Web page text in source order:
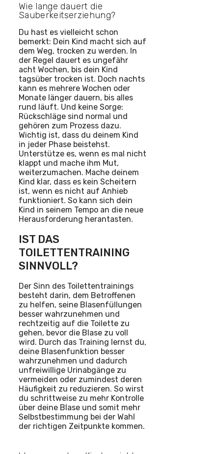
Wie lange dauert die
Sauberkeitserziehung?
Du hast es vielleicht schon
bemerkt: Dein Kind macht sich auf
dem Weg, trocken zu werden. In
der Regel dauert es ungefähr
acht Wochen, bis dein Kind
tagsüber trocken ist. Doch nachts
kann es mehrere Wochen oder
Monate länger dauern, bis alles
rund läuft. Und keine Sorge:
Rückschläge sind normal und
gehören zum Prozess dazu.
Wichtig ist, dass du deinem Kind
in jeder Phase beistehst.
Unterstütze es, wenn es mal nicht
klappt und mache ihm Mut,
weiterzumachen. Mache deinem
Kind klar, dass es kein Scheitern
ist, wenn es nicht auf Anhieb
funktioniert. So kann sich dein
Kind in seinem Tempo an die neue
Herausforderung herantasten.
IST DAS
TOILETTENTRAINING
SINNVOLL?
Der Sinn des Toilettentrainings
besteht darin, dem Betroffenen
zu helfen, seine Blasenfüllungen
besser wahrzunehmen und
rechtzeitig auf die Toilette zu
gehen, bevor die Blase zu voll
wird. Durch das Training lernst du,
deine Blasenfunktion besser
wahrzunehmen und dadurch
unfreiwillige Urinabgänge zu
vermeiden oder zumindest deren
Häufigkeit zu reduzieren. So wirst
du schrittweise zu mehr Kontrolle
über deine Blase und somit mehr
Selbstbestimmung bei der Wahl
der richtigen Zeitpunkte kommen.